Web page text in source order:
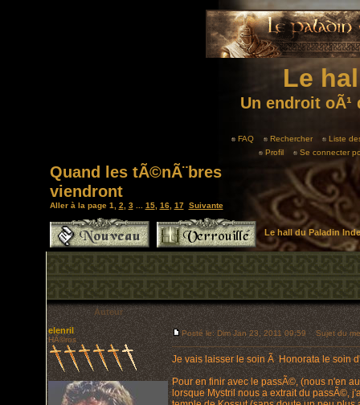
Le
Un endroit
FAQ Rechercher
Liste
Profil
Se connecter
Quand les tÃ©nÃ¨bres
viendront
Aller à la page 1 2 3 15, 16, 17 Suivante
Le hall du Paladin
Auteur
elenril
HÃ©ros
Posté le: Dim Jan 23, 2011 09:59 Sujet du
Je vais laisser le soin Ã Honorata le soin
Pour en finir avec le passÃ©, (nous n'en
lorsque Mystril nous a extrait du passÃ©,